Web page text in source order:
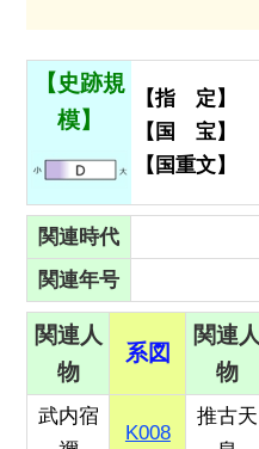
【史跡規
模】
【指 定】
【国 宝】
【国重文】
関連時代
関連年号
関連人
物
系図
関連人
物
武内宿
K008
推古天